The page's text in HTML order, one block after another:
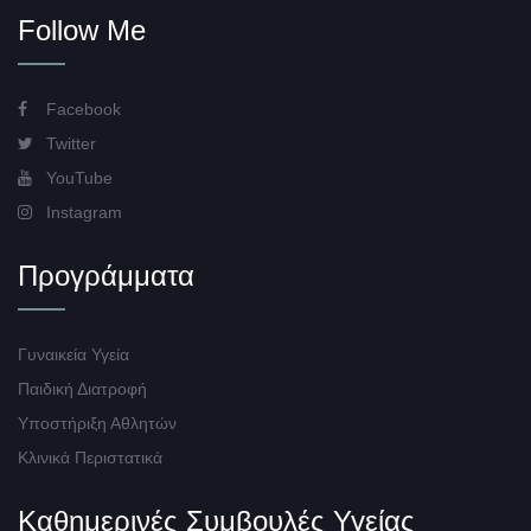
Follow Me
Facebook
Twitter
YouTube
Instagram
Προγράμματα
Γυναικεία Υγεία
Παιδική Διατροφή
Υποστήριξη Αθλητών
Κλινικά Περιστατικά
Καθημερινές Συμβουλές Υγείας